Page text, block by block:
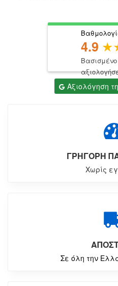
4.9
Αξιολόγηση
ΓΡΗΓΟΡΗ
Χωρίς
Σε όλη την